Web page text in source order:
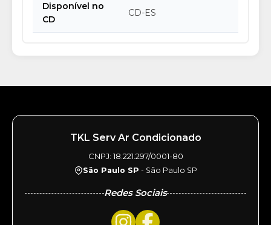
Disponível no
CD
CD-ES
TKL Serv Ar Condicionado
CNPJ: 18.221.297/0001-80
São Paulo SP - São Paulo SP
Redes Sociais